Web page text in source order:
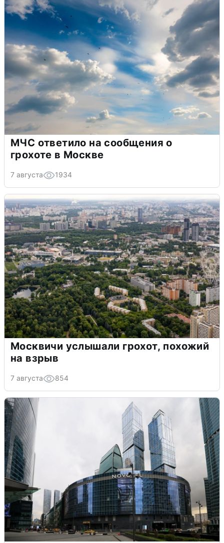
МЧС ответило на сообщения о
грохоте в Москве
7 августа 1934
Москвичи услышали грохот, похожий
на взрыв
7 августа 854